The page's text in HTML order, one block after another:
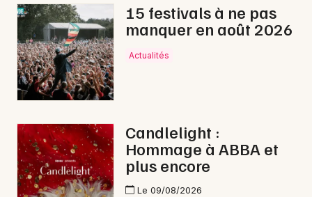
Mon email
15 festivals à ne pas
manquer en août 2026
Actualités
Candlelight :
Hommage à ABBA et
plus encore
Le 09/08/2026